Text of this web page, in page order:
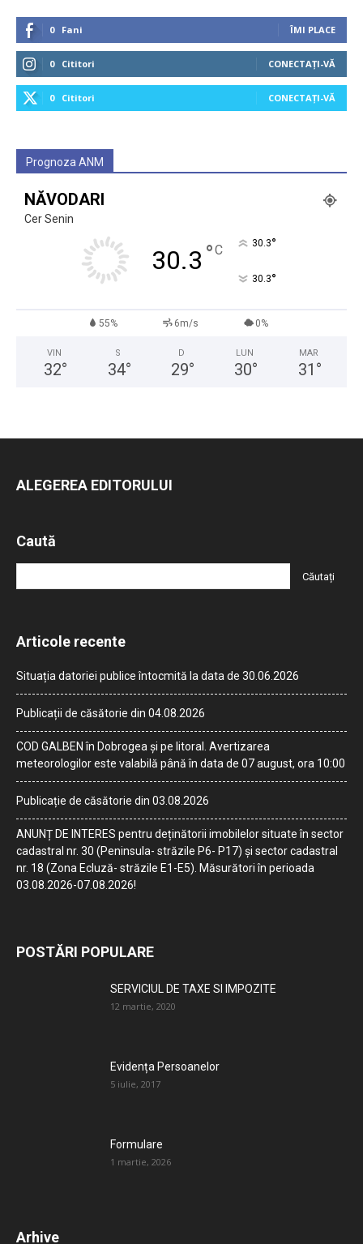
0 Fani ÎMI PLACE
0 Cititori CONECTAȚI-VĂ
0 Cititori CONECTAȚI-VĂ
Prognoza ANM
NĂVODARI
Cer Senin
30.3 °C 30.3°
30.3°
55% 6m/s 0%
VIN
32°
S
34°
D
29°
LUN
30°
MAR
31 °
ALEGEREA EDITORULUI
Caută
Articole recente
Situația datoriei publice întocmită la data de 30.06.2026
Publicații de căsătorie din 04.08.2026
COD GALBEN în Dobrogea și pe litoral. Avertizarea
meteorologilor este valabilă până în data de 07 august, ora 10:00
Publicație de căsătorie din 03.08.2026
ANUNȚ DE INTERES pentru deținătorii imobilelor situate în sector
cadastral nr. 30 (Peninsula- străzile P6- P17) și sector cadastral
nr. 18 (Zona Ecluză- străzile E1-E5). Măsurători în perioada
03.08.2026-07.08.2026!
POSTĂRI POPULARE
SERVICIUL DE TAXE SI IMPOZITE
12 martie, 2020
Evidența Persoanelor
5 iulie, 2017
Formulare
1 martie, 2026
Arhive